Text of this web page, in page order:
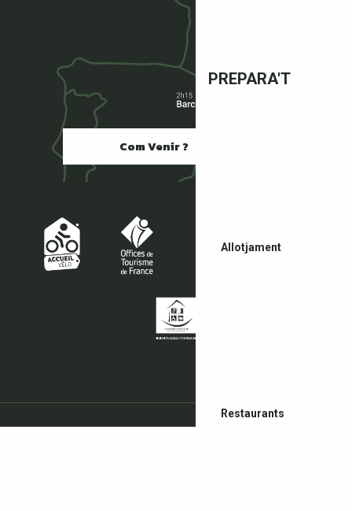
PREPARA'T
Allotjament
Restaurants
Com Venir ?